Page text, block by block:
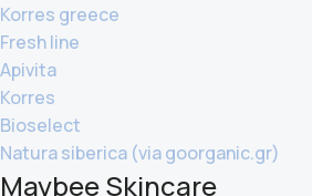
Korres greece
Fresh line
Apivita
Korres
Bioselect
Natura siberica (via goorganic.gr)
Maybee Skincare